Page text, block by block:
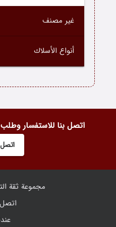
غير مصنف
أنواع الأسلاك
اتصل بنا للاستفسار
اتصل
مجموعة ثقة
اتصل